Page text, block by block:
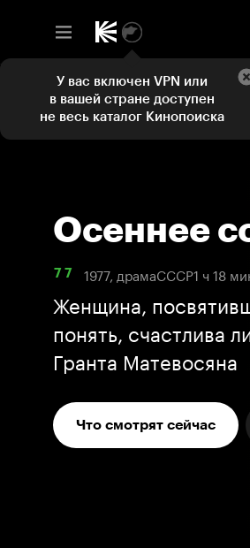
Осеннее
7 7 1977, драмаСССР1 ч 18
Женщина,
понять, счастлива
Гранта Матевосяна
Что смотрят сейчас
У вас включен VPN или
в вашей стране доступен
не весь каталог Кинопоиска